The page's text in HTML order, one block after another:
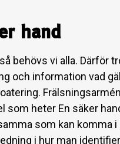
hand
behövs vi alla. Därför
och information vad
heter En säker
som kan komma i
i hur man